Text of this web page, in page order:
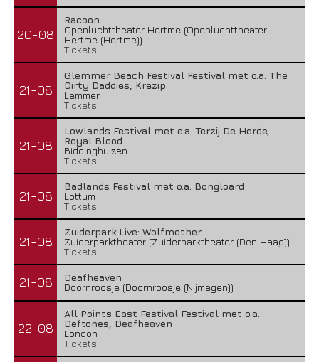
20-08
Racoon
Openluchttheater Hertme (Openluchttheater
Hertme (Hertme))
Tickets
21-08
Glemmer Beach Festival Festival met o.a. The
Dirty Daddies, Krezip
Lemmer
Tickets
21-08
Lowlands Festival met o.a. Terzij De Horde,
Royal Blood
Biddinghuizen
Tickets
21-08
Badlands Festival met o.a. Bongloard
Lottum
Tickets
21-08
Zuiderpark Live: Wolfmother
Zuiderparktheater (Zuiderparktheater (Den Haag))
Tickets
21-08
Deafheaven
Doornroosje (Doornroosje (Nijmegen))
22-08
All Points East Festival Festival met o.a.
Deftones, Deafheaven
London
Tickets